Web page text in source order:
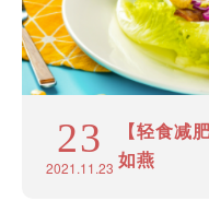
23
2021.11.23
【轻食减
如燕